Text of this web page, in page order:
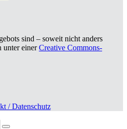
sind – soweit nicht anders
unter einerCreative Commons-
/ Datenschutz